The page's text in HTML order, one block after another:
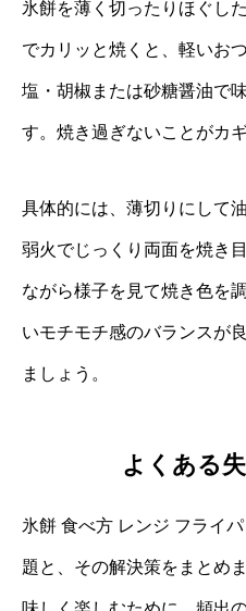
氷餅を薄く切ったりほぐし
でカリッと焼くと、軽いお
塩・胡椒または砂糖醤油で
す。焼き過ぎないことがカギ
具体的には、薄切りにして
弱火でじっくり両面を焼き
ながら様子を見て焼き色を
いモチモチ感のバランスが
ましょう。
よくある
氷餅 食べ方 レンジ フライ
題と、その解決策をまとめ